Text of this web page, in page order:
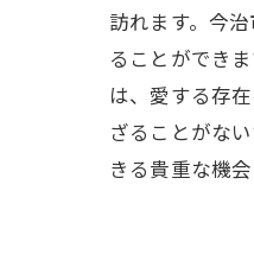
訪れます。今
ることができ
は、愛する存
ざることがな
きる貴重な機